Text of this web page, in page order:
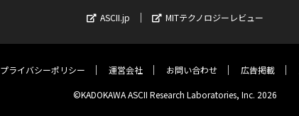
ASCII.jp
MITテクノロジーレビュー
プライバシーポリシー 運営会社 お問い合わせ 広告掲載
©KADOKAWA ASCII Research Laboratories, Inc. 2026